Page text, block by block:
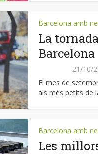
Barcelona amb
La
Barcelona
21/10/
El mes de
als més petits de
Barcelona amb
Les